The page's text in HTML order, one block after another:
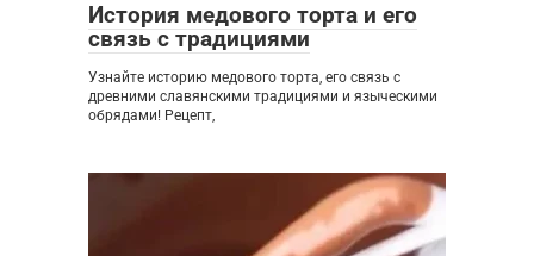
История медового торта и его
связь с традициями
Узнайте историю медового торта, его связь с
древними славянскими традициями и языческими
обрядами! Рецепт,